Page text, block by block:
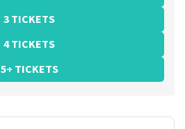
3 TICKETS
4 TICKETS
5+ TICKETS